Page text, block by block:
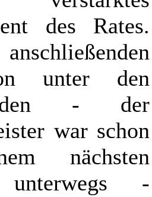
des Rates.
unter den
- der
war schon
nächsten
unterwegs -